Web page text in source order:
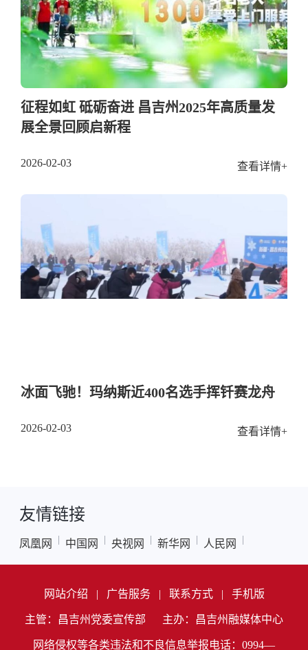
征程如虹 砥砺奋进 昌吉州2025年高质量发
展全景回顾启新程
2026-02-03 查看详情+
冰面飞驰！玛纳斯近400名选手挥钎赛龙舟
2026-02-03 查看详情+
友情链接
凤凰网 | 中国网 | 央视网 | 新华网 | 人民网 |
网站介绍 | 广告服务 | 联系方式 | 手机版
主管：昌吉州党委宣传部 主办：昌吉州融媒体中心
网络侵权等各类违法和不良信息举报电话：0994—